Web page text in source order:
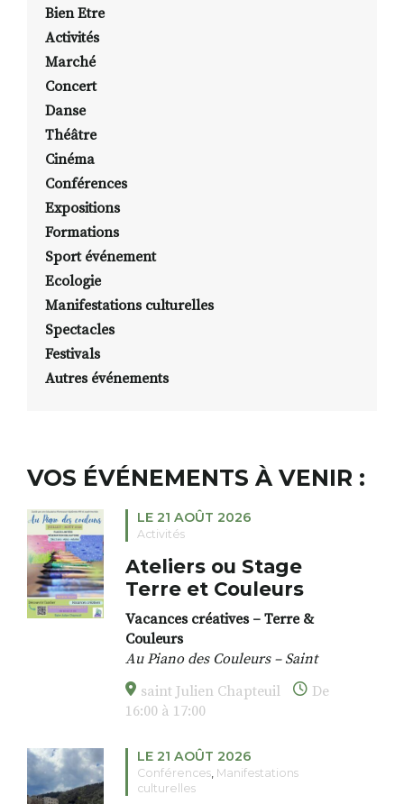
Bien Etre
Activités
Marché
Concert
Danse
Théâtre
Cinéma
Conférences
Expositions
Formations
Sport événement
Ecologie
Manifestations culturelles
Spectacles
Festivals
Autres événements
VOS ÉVÉNEMENTS À VENIR :
LE 21 AOÛT 2026
Activités
Ateliers ou Stage
Terre et Couleurs
Vacances créatives – Terre &
Couleurs
Au Piano des Couleurs – Saint
Julien Chapteuil
Semaine spéciale Terre et
Couleurs : du 27 au 31 juillet &
Entre 10h30 et 17h
Un temps pour rencontrer la
saint Julien Chapteuil
De
16:00 à 17:00
LE 21 AOÛT 2026
Conférences Manifestations
culturelles